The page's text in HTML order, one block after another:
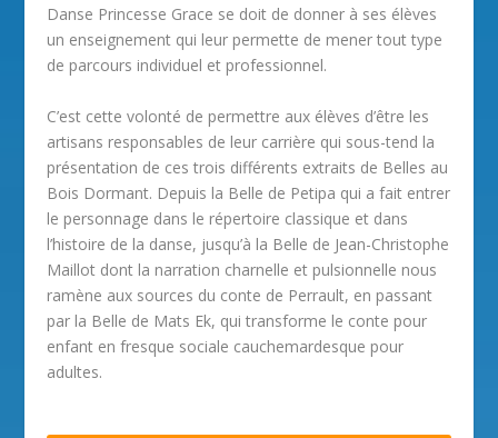
Danse Princesse Grace se doit de donner à ses élèves
un enseignement qui leur permette de mener tout type
de parcours individuel et professionnel.
C’est cette volonté de permettre aux élèves d’être les
artisans responsables de leur carrière qui sous-tend la
présentation de ces trois différents extraits de Belles au
Bois Dormant. Depuis la Belle de Petipa qui a fait entrer
le personnage dans le répertoire classique et dans
l’histoire de la danse, jusqu’à la Belle de Jean-Christophe
Maillot dont la narration charnelle et pulsionnelle nous
ramène aux sources du conte de Perrault, en passant
par la Belle de Mats Ek, qui transforme le conte pour
enfant en fresque sociale cauchemardesque pour
adultes.